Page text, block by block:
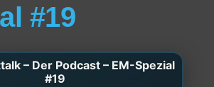
#19
– Der Podcast – EM-Spezial
#19